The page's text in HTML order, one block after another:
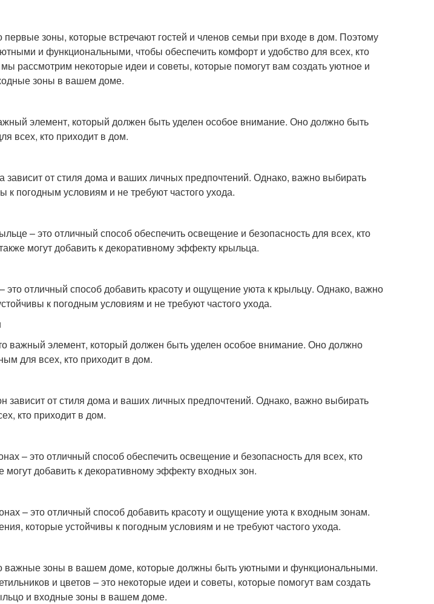
зоны, которые встречают гостей и членов семьи при входе в дом. Поэтому
и функциональными, чтобы обеспечить комфорт и удобство для всех, кто
рассмотрим некоторые идеи и советы, которые помогут вам создать уютное и
зоны в вашем доме.
элемент, который должен быть уделен особое внимание. Оно должно быть
всех, кто приходит в дом.
от стиля дома и ваших личных предпочтений. Однако, важно выбирать
к погодным условиям и не требуют частого ухода.
– это отличный способ обеспечить освещение и безопасность для всех, кто
могут добавить к декоративному эффекту крыльца.
это отличный способ добавить красоту и ощущение уюта к крыльцу. Однако, важно
к погодным условиям и не требуют частого ухода.
важный элемент, который должен быть уделен особое внимание. Оно должно
для всех, кто приходит в дом.
зависит от стиля дома и ваших личных предпочтений. Однако, важно выбирать
кто приходит в дом.
– это отличный способ обеспечить освещение и безопасность для всех, кто
могут добавить к декоративному эффекту входных зон.
– это отличный способ добавить красоту и ощущение уюта к входным зонам.
которые устойчивы к погодным условиям и не требуют частого ухода.
важные зоны в вашем доме, которые должны быть уютными и функциональными.
и цветов – это некоторые идеи и советы, которые помогут вам создать
и входные зоны в вашем доме.